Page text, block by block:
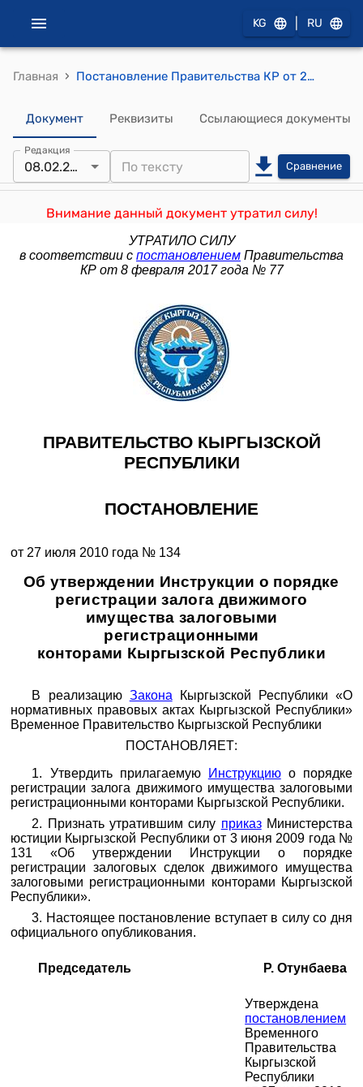
KG RU
Главная › Постановление Правительства КР от 27 июля 2010 года №134 "Об утверждении Инструкции о порядке регистрации залога движимого имущества залоговыми регистрационными конторами Кыргызской Республики"
Документ Реквизиты Ссылающиеся документы
Редакция
08.02.2017 Сравнение
Внимание данный документ утратил силу!